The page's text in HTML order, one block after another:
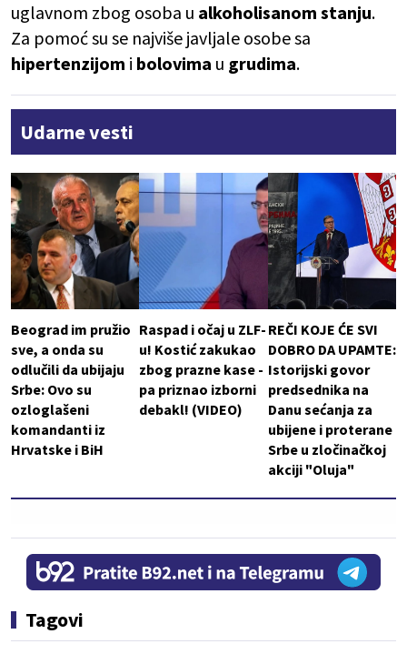
uglavnom zbog osoba u alkoholisanom stanju.
Za pomoć su se najviše javljale osobe sa
hipertenzijom i bolovima u grudima.
Udarne vesti
Beograd im pružio
sve, a onda su
odlučili da ubijaju
Srbe: Ovo su
ozloglašeni
komandanti iz
Hrvatske i BiH
Raspad i očaj u ZLF-
u! Kostić zakukao
zbog prazne kase -
pa priznao izborni
debakl! (VIDEO)
REČI KOJE ĆE SVI
DOBRO DA UPAMTE:
Istorijski govor
predsednika na
Danu sećanja za
ubijene i proterane
Srbe u zločinačkoj
akciji "Oluja"
Tagovi